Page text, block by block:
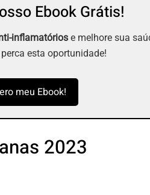
Ebook Grátis!
inflamatórios e melhore sua
esta oportunidade!
meu Ebook!
2023